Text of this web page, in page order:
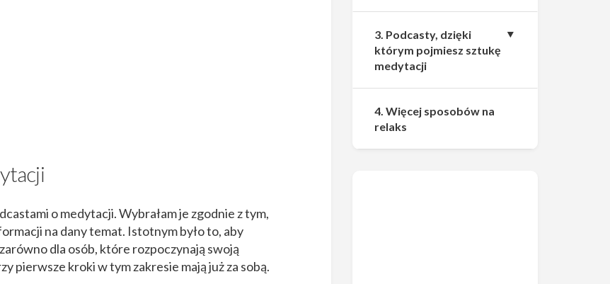
o medytacji. Wybrałam je zgodnie z tym,
na dany temat. Istotnym było to, aby
dla osób, które rozpoczynają swoją
pierwsze kroki w tym zakresie mają już za sobą.
3. Podcasty, dzięki
którym pojmiesz sztukę
medytacji
4. Więcej sposobów na
relaks